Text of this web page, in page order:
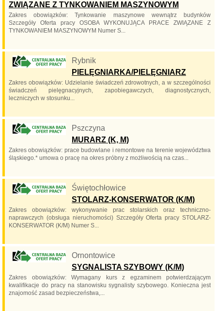
ZWIĄZANE Z TYNKOWANIEM MASZYNOWYM
Zakres obowiązków: Tynkowanie maszynowe wewnątrz budynków
Szczegóły Oferta pracy OSOBA WYKONUJĄCA PRACE ZWIĄZANE Z
TYNKOWANIEM MASZYNOWYM Numer S...
Rybnik
PIELĘGNIARKA/PIELĘGNIARZ
Zakres obowiązków: Udzielanie świadczeń zdrowotnych, a w szczególności
świadczeń pielęgnacyjnych, zapobiegawczych, diagnostycznych,
leczniczych w stosunku...
Pszczyna
MURARZ (K, M)
Zakres obowiązków: prace budowlane i remontowe na terenie województwa
śląskiego.* umowa o pracę na okres próbny z możliwością na czas...
Świętochłowice
STOLARZ-KONSERWATOR (K/M)
Zakres obowiązków: wykonywanie prac stolarskich oraz techniczno-
naprawczych (obsługa nieruchomości) Szczegóły Oferta pracy STOLARZ-
KONSERWATOR (K/M) Numer S...
Ornontowice
SYGNALISTA SZYBOWY (K/M)
Zakres obowiązków: Wymagany kurs z egzaminem potwierdzającym
kwalifikacje do pracy na stanowisku sygnalisty szybowego. Konieczna jest
znajomość zasad bezpieczeństwa,...